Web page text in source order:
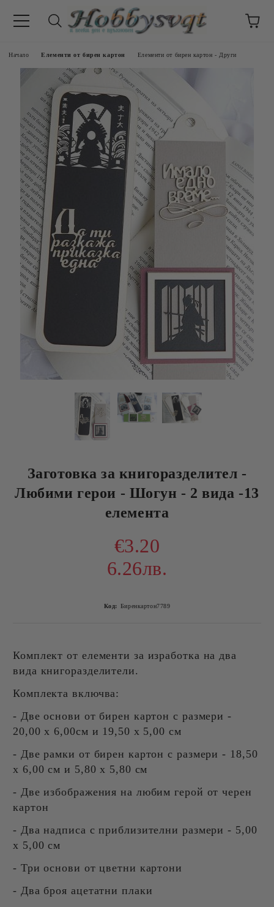
Начало Елементи от бирен картон Елементи от бирен картон - Други
Заготовка за книгоразделител -
Любими герои - Шогун - 2 вида -13
елемента
€3.20
6.26лв.
Код: Биренкартон7789
Комплект от елементи за изработка на два
вида книгоразделители.
Комплекта включва:
- Две основи от бирен картон с размери -
20,00 х 6,00см и 19,50 х 5,00 см
- Две рамки от бирен картон с размери - 18,50
х 6,00 см и 5,80 х 5,80 см
- Две избображения на любим герой от черен
картон
- Два надписа с приблизителни размери - 5,00
х 5,00 см
- Три основи от цветни картони
- Два броя ацетатни плаки